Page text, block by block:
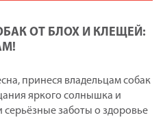
ОТ БЛОХ И КЛЕЩЕЙ:
принеся владельцам собак
яркого солнышка и
заботы о здоровье